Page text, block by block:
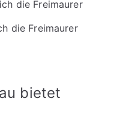
die Freimaurer
bietet